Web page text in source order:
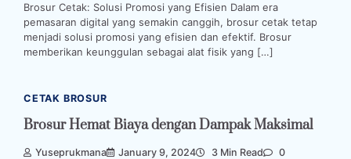
Brosur Cetak: Solusi Promosi yang Efisien Dalam era
pemasaran digital yang semakin canggih, brosur cetak tetap
menjadi solusi promosi yang efisien dan efektif. Brosur
memberikan keunggulan sebagai alat fisik yang […]
CETAK BROSUR
Brosur Hemat Biaya dengan Dampak Maksimal
Yuseprukmana January 9, 2024 3 Min Read 0